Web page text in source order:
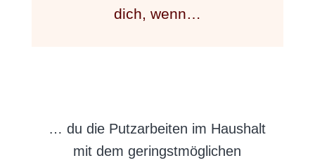
dich, wenn…
… du die Putzarbeiten im Haushalt
mit dem geringstmöglichen